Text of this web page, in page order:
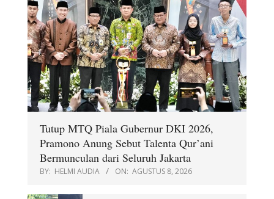
Tutup MTQ Piala Gubernur DKI 2026,
Pramono Anung Sebut Talenta Qur’ani
Bermunculan dari Seluruh Jakarta
BY: HELMI AUDIA ON: AGUSTUS 8, 2026